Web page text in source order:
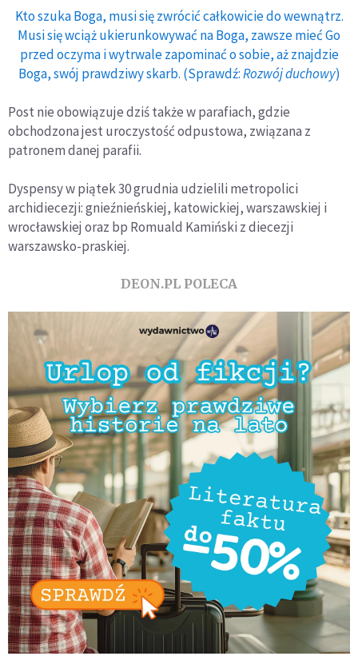
Kto szuka Boga, musi się zwrócić całkowicie do wewnątrz.
Musi się wciąż ukierunkowywać na Boga, zawsze mieć Go
przed oczyma i wytrwale zapominać o sobie, aż znajdzie
Boga, swój prawdziwy skarb. (Sprawdź:Rozwój duchowy)
Post nie obowiązuje dziś także w parafiach, gdzie
obchodzona jest uroczystość odpustowa, związana z
patronem danej parafii.
Dyspensy w piątek 30 grudnia udzielili metropolici
archidiecezji: gnieźnieńskiej, katowickiej, warszawskiej i
wrocławskiej oraz bp Romuald Kamiński z diecezji
warszawsko-praskiej.
DEON.PL POLECA